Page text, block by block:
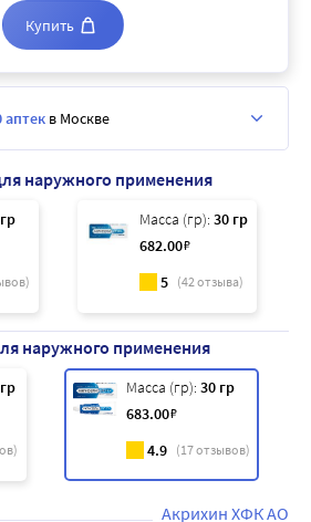
наружного применения
Масса (гр): 30 гр
682.00₽
5 (42отзыва)
наружного применения
Масса (гр): 30 гр
683.00₽
4.9 (17отзывов)
Акрихин ХФК АО
Купить
аптек в Москве